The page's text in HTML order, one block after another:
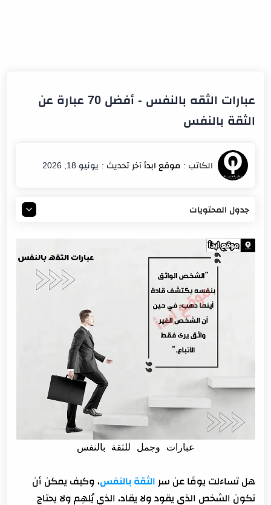
عبارات الثقه بالنفس - أفضل 70 عبارة عن
الثقة بالنفس
يونيو 18, 2026
جدول المحتويات
عبارات تدل على الثقة بالنفس
عبارات ثقة بالنفس قوية
عبارات عن الثقه بالنفس بالانجليزي
جمل الثقة بالنفس الفخمة للطلاب
عبارات عن الثقة بالنفس مزخرفة
عبارات وجمل للثقة بالنفس
هل تساءلت يومًا عن سر الثقة بالنفس، وكيف يمكن أن
تكون الشخص الذي يقود ولا يقاد، الذي يُلهِم ولا يحتاج